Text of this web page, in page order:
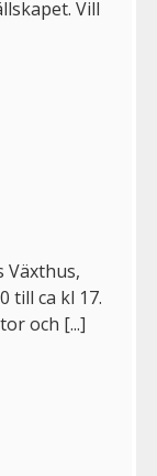
Vill
Växthus,
till ca kl 17.
och [...]